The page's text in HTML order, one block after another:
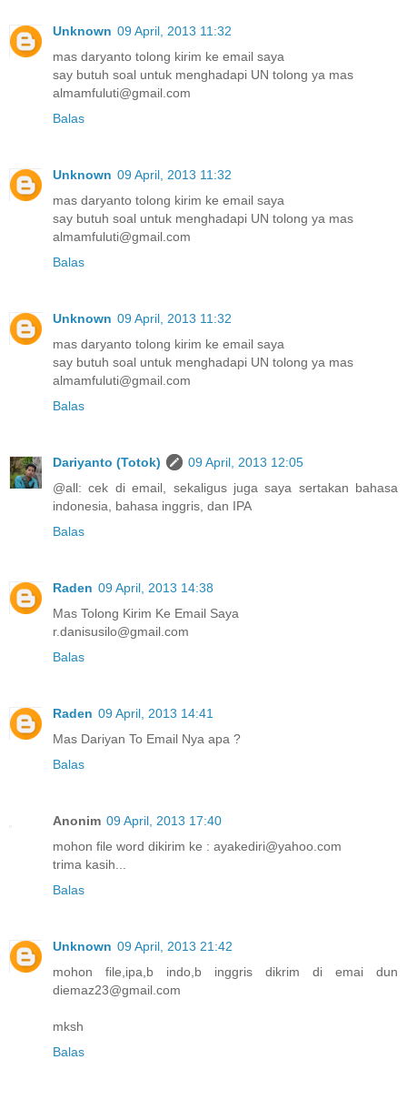
Unknown 09 April, 2013 11:32
mas daryanto tolong kirim ke email saya
say butuh soal untuk menghadapi UN tolong ya mas
almamfuluti@gmail.com
Balas
Unknown 09 April, 2013 11:32
mas daryanto tolong kirim ke email saya
say butuh soal untuk menghadapi UN tolong ya mas
almamfuluti@gmail.com
Balas
Unknown 09 April, 2013 11:32
mas daryanto tolong kirim ke email saya
say butuh soal untuk menghadapi UN tolong ya mas
almamfuluti@gmail.com
Balas
Dariyanto (Totok)
09 April, 2013 12:05
@all: cek di email, sekaligus juga saya sertakan bahasa
indonesia, bahasa inggris, dan IPA
Balas
Raden 09 April, 2013 14:38
Mas Tolong Kirim Ke Email Saya
r.danisusilo@gmail.com
Balas
Raden 09 April, 2013 14:41
Mas Dariyan To Email Nya apa ?
Balas
Anonim 09 April, 2013 17:40
mohon file word dikirim ke : ayakediri@yahoo.com
trima kasih...
Balas
Unknown 09 April, 2013 21:42
mohon file,ipa,b indo,b inggris dikrim di emai dun
diemaz23@gmail.com
mksh
Balas